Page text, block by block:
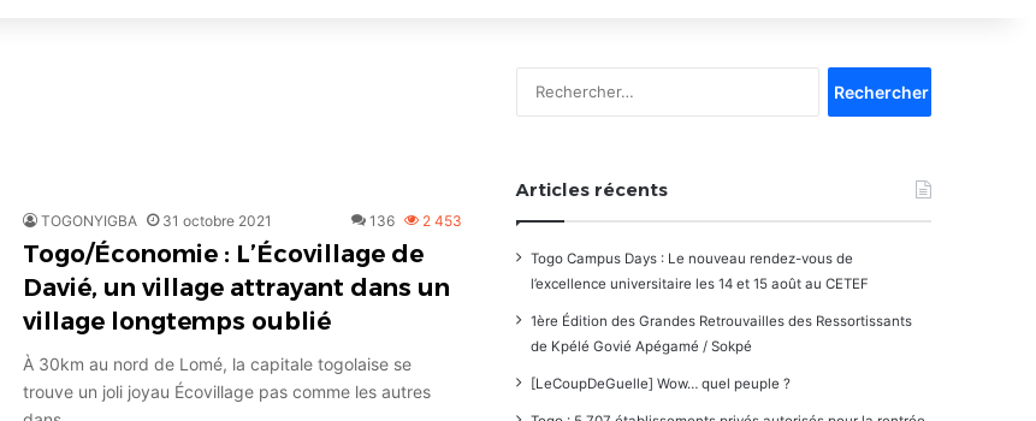
TOGONYIGBA 31 octobre 2021 136 2 453
Togo/Économie : L’Écovillage de
Davié, un village attrayant dans un
village longtemps oublié
À 30km au nord de Lomé, la capitale togolaise se
trouve un joli joyau Écovillage pas comme les autres
Articles récents
Togo Campus Days : Le nouveau rendez-vous de
l’excellence universitaire les 14 et 15 août au CETEF
1ère Édition des Grandes Retrouvailles des Ressortissants
de Kpélé Govié Apégamé / Sokpé
[LeCoupDeGuelle] Wow… quel peuple ?